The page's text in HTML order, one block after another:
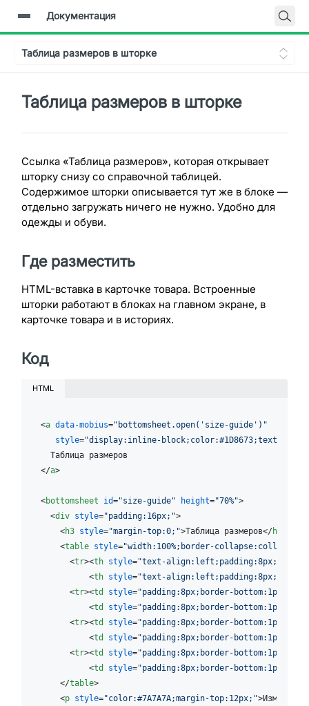
Документация
Таблица размеров в шторке
Таблица размеров в шторке
Ссылка «Таблица размеров», которая открывает
шторку снизу со справочной таблицей.
Содержимое шторки описывается тут же в блоке —
отдельно загружать ничего не нужно. Удобно для
одежды и обуви.
Где разместить
HTML-вставка в карточке товара. Встроенные
шторки работают в блоках на главном экране, в
карточке товара и в историях.
Код
HTML
<a data-mobius="bottomsheet.open('size-guide')"
style="display:inline-block;color:#1D8673;text-
</a>
<bottomsheet id="size-guide" height="70%">
<div style="padding:16px;">
<h3 style="margin-top:0;">Таблица размеров</h3
<table style="width:100%;border-collapse:collapse;"
<tr><th style="text-
<th style="text-
<tr><td style="padding:8px;border-bottom:1px
<td style="padding:8px;border-bottom:1px
<tr><td style="padding:8px;border-bottom:1px
<td style="padding:8px;border-bottom:1px
<tr><td style="padding:8px;border-bottom:1px
<td style="padding:8px;border-bottom:1px
</table>
<p style="color:#7A7A7A;margin-top:12px;">